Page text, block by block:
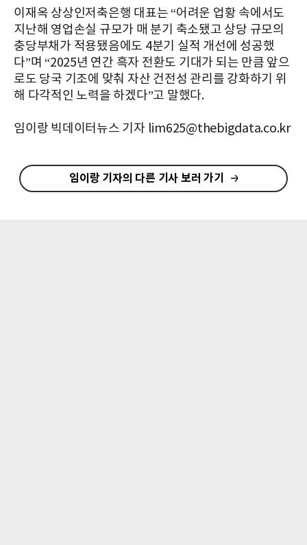
이재옥 상상인저축은행 대표는 “어려운 업황 속에서도
지난해 영업손실 규모가 매 분기 축소됐고 상당 규모의
충당부채가 적용됐음에도 4분기 실적 개선에 성공했
다”며 “2025년 연간 흑자 전환도 기대가 되는 만큼 앞으
로도 당국 기조에 맞춰 자산 건전성 관리를 강화하기 위
해 다각적인 노력을 하겠다”고 말했다.
임이랑 빅데이터뉴스 기자 lim625@thebigdata.co.kr
임이랑 기자의 다른 기사 보러 가기